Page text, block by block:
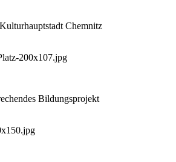
Chemnitz
Bildungsprojekt